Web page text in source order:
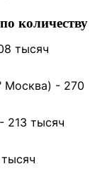
количеству
тысяч
Москва) - 270
213 тысяч